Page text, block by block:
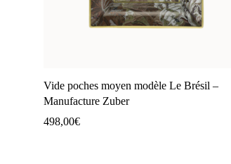
Vide poches moyen modèle Le Brésil –
Manufacture Zuber
498,00€